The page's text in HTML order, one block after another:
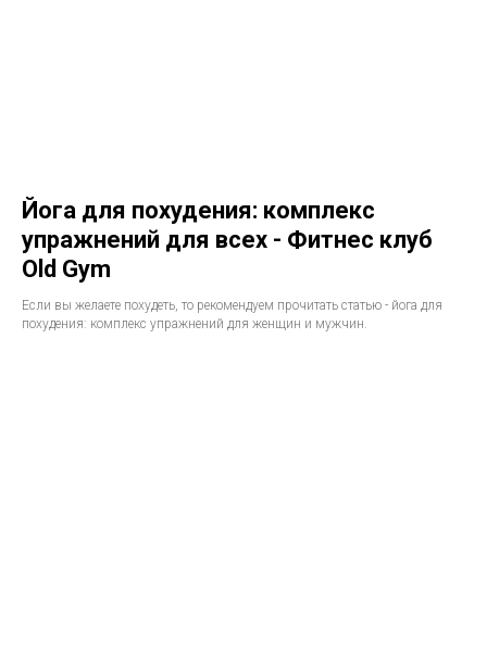
Йога для похудения: комплекс
упражнений для всех - Фитнес клуб
Old Gym
Если вы желаете похудеть, то рекомендуем прочитать статью - йога для
похудения: комплекс упражнений для женщин и мужчин.